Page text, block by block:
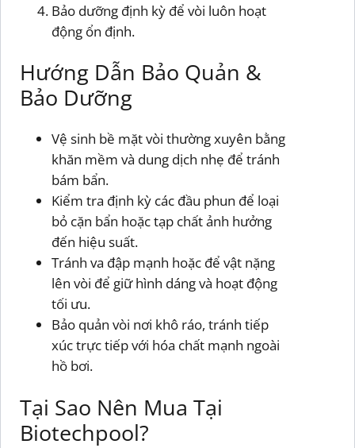
Bảo dưỡng định kỳ để vòi luôn hoạt
động ổn định.
Hướng Dẫn Bảo Quản &
Bảo Dưỡng
Vệ sinh bề mặt vòi thường xuyên bằng
khăn mềm và dung dịch nhẹ để tránh
bám bẩn.
Kiểm tra định kỳ các đầu phun để loại
bỏ cặn bẩn hoặc tạp chất ảnh hưởng
đến hiệu suất.
Tránh va đập mạnh hoặc để vật nặng
lên vòi để giữ hình dáng và hoạt động
tối ưu.
Bảo quản vòi nơi khô ráo, tránh tiếp
xúc trực tiếp với hóa chất mạnh ngoài
hồ bơi.
Tại Sao Nên Mua Tại
Biotechpool?